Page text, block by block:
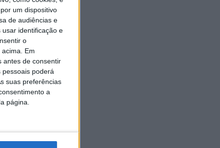
um dispositivo
de audiências e
identificação e
o
Em
antes de consentir
pessoais poderá
suas preferências
a
página.